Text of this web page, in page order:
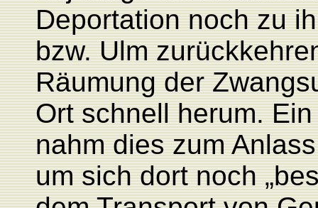
Deportation noch zu
bzw. Ulm
Räumung der
Ort schnell herum.
nahm dies zum
um sich dort noch